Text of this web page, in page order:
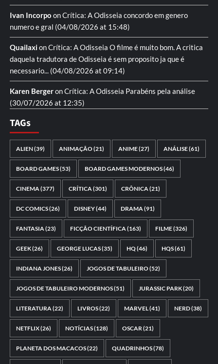
Ivan Incorpo onCrítica: A Odisseia concordo em genero
numero e gral (04/08/2026 at 15:48)
QuailaxionCrítica: A Odisseia O filme é muito bom. A critica
daquela tradutora de Odisseia é sem proposito ja que é
necessario... (04/08/2026 at 09:14)
Karen BergeronCrítica: A Odisseia Parabéns pela análise
(30/07/2026 at 12:35)
TAGs
ALIEN(39) ANIMAÇÃO(21) ANIME(27) ANÁLISE(61)
BOARD GAMES(53) BOARD GAMES MODERNOS(46)
CINEMA(377) CRÍTICA(301) CRÔNICA(21)
DC COMICS(26) DISNEY(44) DRAMA(91)
FANTASIA(23) FICÇÃO CIENTÍFICA(163) FILME(326)
GEEK(26) GEORGE LUCAS(35) HQ(46) HQS(61)
INDIANA JONES(26) JOGOS DE TABULEIRO(52)
JOGOS DE TABULEIRO MODERNOS(51) JURASSIC PARK(20)
LITERATURA(22) LIVROS(22) MARVEL(41) NERD(38)
NETFLIX(26) NOTÍCIAS(128) OSCAR(21)
PLANETA DOS MACACOS(22) QUADRINHOS(78)